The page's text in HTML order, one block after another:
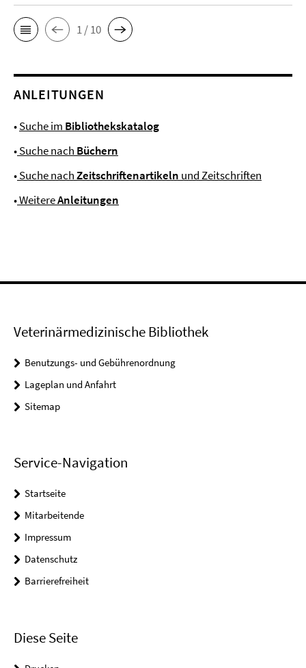
1 / 10
ANLEITUNGEN
•Suche im Bibliothekskatalog
•Suche nach Büchern
•Suche nachZeitschriftenartikeln und Zeitschriften
•WeitereAnleitungen
Veterinärmedizinische Bibliothek
Benutzungs- und Gebührenordnung
Lageplan und Anfahrt
Sitemap
Service-Navigation
Startseite
Mitarbeitende
Impressum
Datenschutz
Barrierefreiheit
Diese Seite